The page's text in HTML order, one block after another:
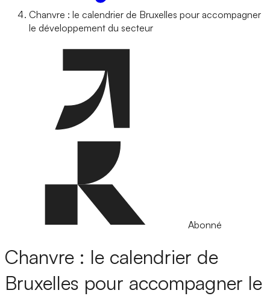
Chanvre : le calendrier de Bruxelles pour accompagner
le développement du secteur
Abonné
Chanvre : le calendrier de
Bruxelles pour accompagner le